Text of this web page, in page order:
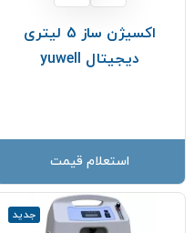
اکسیژن ساز 5 لیتری
دیجیتال yuwell
استعلام قیمت
جدید